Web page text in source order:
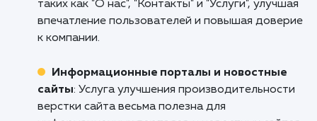
Кому подходит данный продукт?
Интернет-магазины: Услуга улучшения
производительности верстки сайта
полезна для интернет-магазинов, где